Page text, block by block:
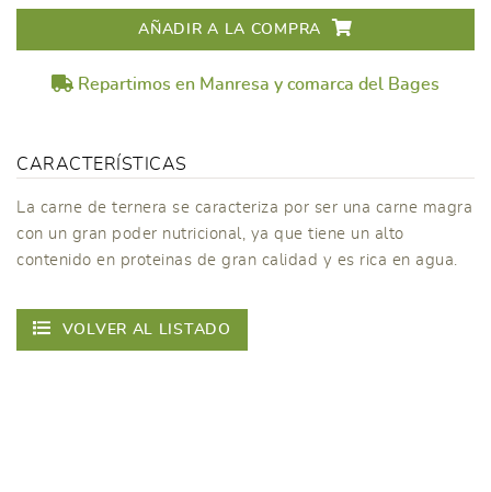
AÑADIR A LA COMPRA
Repartimos en Manresa y comarca del Bages
CARACTERÍSTICAS
La carne de ternera se caracteriza por ser una carne magra
con un gran poder nutricional, ya que tiene un alto
contenido en proteinas de gran calidad y es rica en agua.
VOLVER AL LISTADO